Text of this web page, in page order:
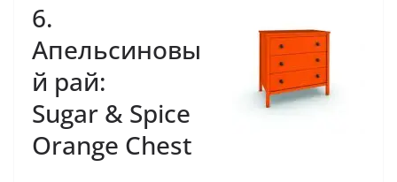
6.
Апельсиновы
й рай:
Sugar & Spice
Orange Chest